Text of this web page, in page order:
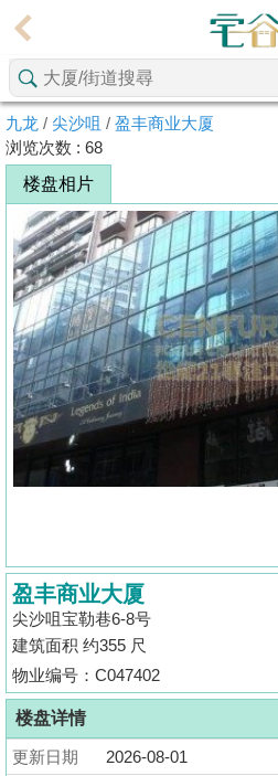
理
主
页
搵
楼/
成
交
业
主
放
盘
宅
按
地
产
博
客
地
产
新
九龙 / 尖沙咀 / 盈丰商业大厦
浏览次数 : 68
楼盘相片
盈丰商业大厦
尖沙咀宝勒巷6-8号
建筑面积 约355 尺
物业编号：C047402
楼盘详情
更新日期
2026-08-01